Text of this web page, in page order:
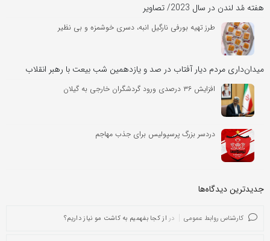
هفته مُد لندن در سال 2023/ تصاویر
طرز تهیه بورفی نارگیل انبه، دسری خوشمزه و بی نظیر
میدان‌داری مردم دیار آفتاب در صد و یازدهمین شب بیعت با رهبر انقلاب
افزایش ۳۶ درصدی ورود گردشگران خارجی به گیلان
دردسر بزرگ پرسپولیس برای جذب مهاجم
جدیدترین دیدگاه‌‌ها
کارشناس روابط عمومی در از کجا بفهمیم به کاشت مو نیاز داریم؟